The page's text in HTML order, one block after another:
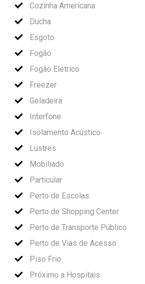
Cozinha Americana
Ducha
Esgoto
Fogão
Fogão Elétrico
Freezer
Geladeira
Interfone
Isolamento Acústico
Lustres
Mobiliado
Particular
Perto de Escolas
Perto de Shopping Center
Perto de Transporte Público
Perto de Vias de Acesso
Piso Frio
Próximo a Hospitais